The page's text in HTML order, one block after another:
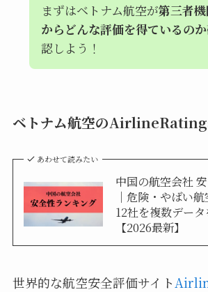
まずはベトナム航空が第三者
からどんな評価を得ているのか
認しよう！
ベトナム航空の
あわせて読みたい
中国の航空会社
｜危険・やばい
12社を複数デー
【2026最新】
世界的な航空安全評価サイト